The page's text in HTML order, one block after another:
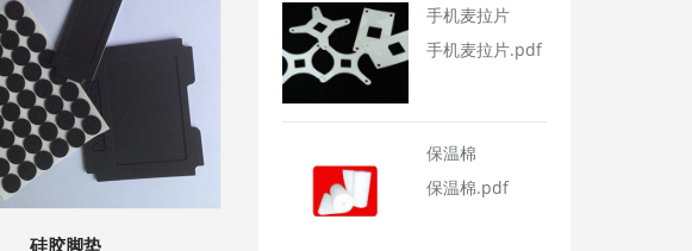
硅胶脚垫
手机麦拉片
手机麦拉片.pdf
保温棉
保温棉.pdf